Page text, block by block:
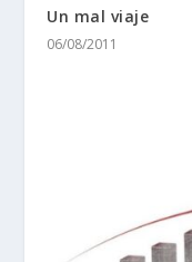
Un mal viaje
06/08/2011